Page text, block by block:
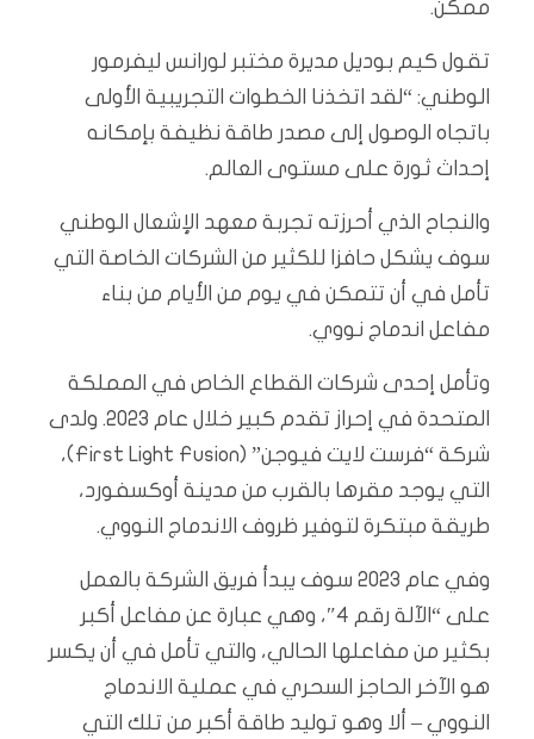
ممكن.
تقول كيم بوديل مديرة مختبر لورانس ليفرمور
الوطني: “لقد اتخذنا الخطوات التجريبية الأولى
باتجاه الوصول إلى مصدر طاقة نظيفة بإمكانه
إحداث ثورة على مستوى العالم.
والنجاح الذي أحرزته تجربة معهد الإشعال الوطني
سوف يشكل حافزا للكثير من الشركات الخاصة التي
تأمل في أن تتمكن في يوم من الأيام من بناء
مفاعل اندماج نووي.
وتأمل إحدى شركات القطاع الخاص في المملكة
المتحدة في إحراز تقدم كبير خلال عام 2023. ولدى
شركة “فرست لايت فيوجن” (First Light Fusion)،
التي يوجد مقرها بالقرب من مدينة أوكسفورد،
طريقة مبتكرة لتوفير ظروف الاندماج النووي.
وفي عام 2023 سوف يبدأ فريق الشركة بالعمل
على “الآلة رقم 4″، وهي عبارة عن مفاعل أكبر
بكثير من مفاعلها الحالي، والتي تأمل في أن يكسر
هو الآخر الحاجز السحري في عملية الاندماج
النووي – ألا وهو توليد طاقة أكبر من تلك التي